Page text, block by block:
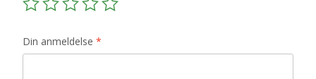
Din anmeldelse *